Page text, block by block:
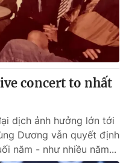
concert to nhất
dịch ảnh hưởng lớn tới
Dương vẫn quyết định
năm - như nhiều năm...